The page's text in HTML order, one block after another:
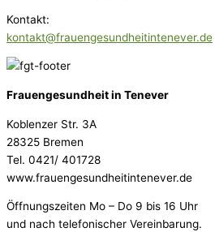
Kontakt:
kontakt@frauengesundheitintenever.de
Frauengesundheit in Tenever
Koblenzer Str. 3A
28325 Bremen
Tel. 0421/ 401728
www.frauengesundheitintenever.de
Öffnungszeiten Mo – Do 9 bis 16 Uhr
und nach telefonischer Vereinbarung.